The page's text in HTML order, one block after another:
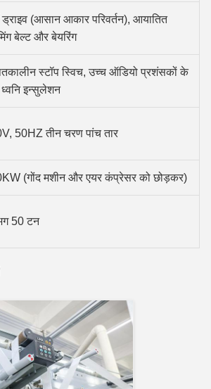
ड्राइव (आसान आकार परिवर्तन), आयातित
बेल्ट और बेयरिंग
स्टॉप स्विच, उच्च ऑडियो प्रशंसकों के
ध्वनि इन्सुलेशन
50HZ तीन चरण पांच तार
(गोंद मशीन और एयर कंप्रेसर को छोड़कर)
50 टन